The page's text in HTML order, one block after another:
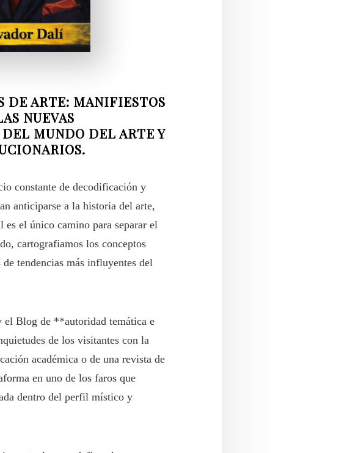
ARTE: MANIFIESTOS
NUEVAS
MUNDO DEL ARTE Y
constante de decodificación y
anticiparse a la historia del arte,
es el único camino para separar el
cartografiamos los conceptos
tendencias más influyentes del
el Blog de **autoridad temática e
de los visitantes con la
académica o de una revista de
en uno de los faros que
dentro del perfil místico y